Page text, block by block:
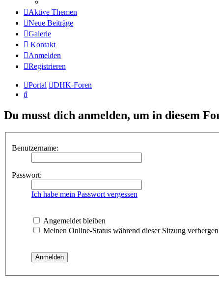
Aktive Themen
Neue Beiträge
Galerie
Kontakt
Anmelden
Registrieren
Portal
DHK-Foren
Suche
Du musst dich anmelden, um in diesem
Benutzername:
Passwort:
Ich habe mein Passwort vergessen
Angemeldet bleiben
Meinen Online-Status während dieser Sitzung verbergen